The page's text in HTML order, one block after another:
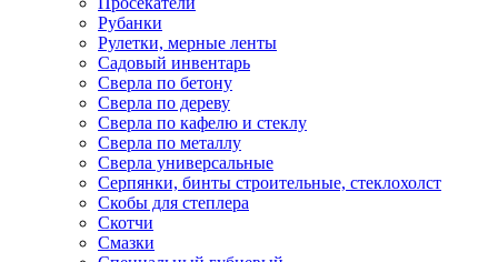
Рубанки
Рулетки, мерные ленты
Садовый инвентарь
Сверла по бетону
Сверла по дереву
Сверла по кафелю и стеклу
Сверла по металлу
Сверла универсальные
Серпянки, бинты строительные, стеклохолст
Скобы для степлера
Скотчи
Смазки